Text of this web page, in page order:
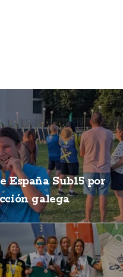
España Sub15 por
galega